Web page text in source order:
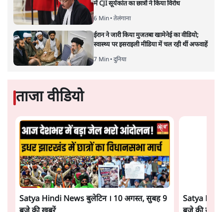
का झुकाव एक लंबा रणनीतिक नज़रिया है या वैश्विक दबावों और
अमेरिकी अनिश्चितता की वजह से उठाया गया एक कदम है? वरिष्ठ
पत्रकार सतीश झा का आकलनः
कूटनीति में समय ही सबसेबड़ा कारक होता है। भारत का यूरोप की
यूरोपीय संघ मुक्त व्यापार समझौते (एफ़टीए) में दिखाई देता है—
किसी दीर्घकालिक रणनीतिक दूरदृष्टि की पराकाष्ठा कम, और
परिस्थितियों के दबाव में लिया गया एक तेज़ निर्णय अधिक लगता
और पढ़ें
सत्य हिन्दी ऐपडाउनलोडकरें